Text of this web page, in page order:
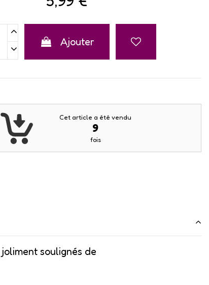
Ajouter
Cet article a été vendu
9
fois
joliment soulignés de